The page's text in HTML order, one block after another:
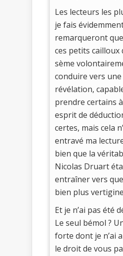
Les lecteurs les
je fais
remarqueront
ces petits cailloux
sème
conduire vers
révélation,
prendre certains
esprit de
certes, mais cela
entravé ma
bien que la
Nicolas Druart
entraîner vers
bien plus
Et je n’ai pas été
Le seul bémol ?
forte dont je n’ai
le droit de vous